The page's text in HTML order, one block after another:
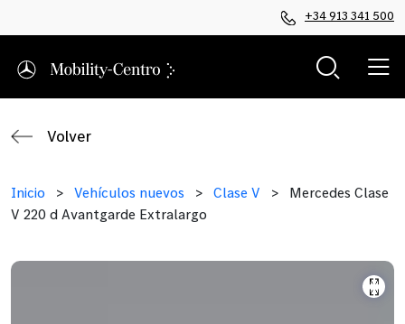
+34 913 341 500
Volver
Inicio > Vehículos nuevos > Clase V >
Mercedes Clase
V 220 d Avantgarde Extralargo